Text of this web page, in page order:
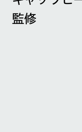
監修